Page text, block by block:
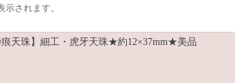
示されます。
天珠】細工・虎牙天珠★約12×37mm★美品